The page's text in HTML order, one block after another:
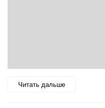
Читать дальше